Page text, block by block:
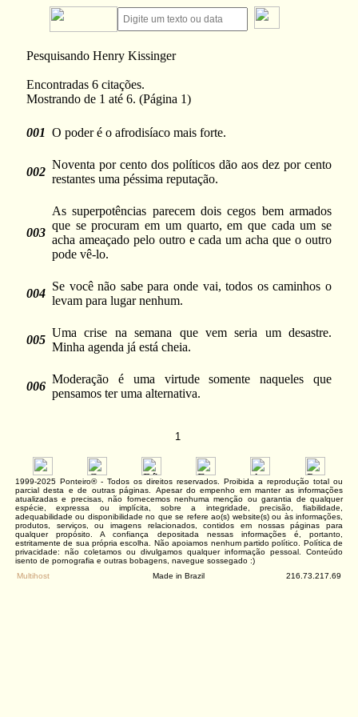
Pesquisando Henry Kissinger
Encontradas 6 citações.
Mostrando de 1 até 6. (Página 1)
001 O poder é o afrodisíaco mais forte.
002
Noventa por cento dos políticos dão aos dez por cento
restantes uma péssima reputação.
003
As superpotências parecem dois cegos bem armados
que se procuram em um quarto, em que cada um se
acha ameaçado pelo outro e cada um acha que o outro
pode vê-lo.
004
Se você não sabe para onde vai, todos os caminhos o
levam para lugar nenhum.
005
Uma crise na semana que vem seria um desastre.
Minha agenda já está cheia.
006
Moderação é uma virtude somente naqueles que
pensamos ter uma alternativa.
1
1999-2025 Ponteiro® - Todos os direitos reservados. Proibida a reprodução total ou
parcial desta e de outras páginas. Apesar do empenho em manter as informações
atualizadas e precisas, não fornecemos nenhuma menção ou garantia de qualquer
espécie, expressa ou implícita, sobre a integridade, precisão, fiabilidade,
adequabilidade ou disponibilidade no que se refere ao(s) website(s) ou às informações,
produtos, serviços, ou imagens relacionados, contidos em nossas páginas para
qualquer propósito. A confiança depositada nessas informações é, portanto,
estritamente de sua própria escolha. Não apoiamos nenhum partido político. Política de
privacidade: não coletamos ou divulgamos qualquer informação pessoal. Conteúdo
isento de pornografia e outras bobagens, navegue sossegado :)
Multihost
Made in Brazil 216.73.217.69